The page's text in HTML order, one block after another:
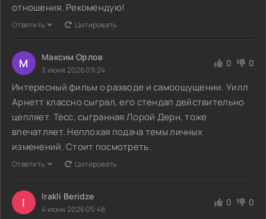
отношения. Рекомендую!
Ответить Цитировать
М Максим Орлов
3 июня 2026 09:24
0 0
Интересный фильм о разводе и самоощущении. Уилл
Арнетт классно сыграл, его стендап действительно
цепляет. Тесс, сыгранная Лорой Дерн, тоже
впечатляет. Неплохая подача темы личных
изменений. Стоит посмотреть.
Ответить Цитировать
I Irakli Beridze
4 июня 2026 05:48
0 0